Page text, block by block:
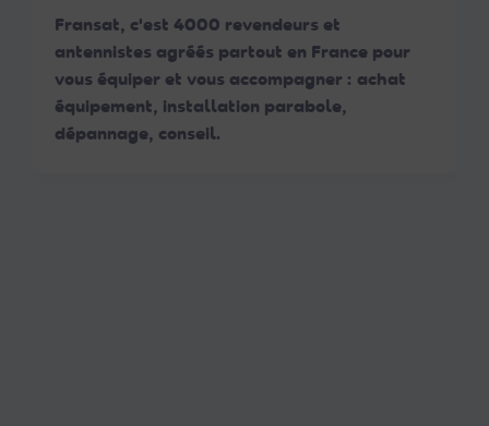
Fransat, c'est 4000 revendeurs et
antennistes agréés partout en France pour
vous équiper et vous accompagner : achat
équipement, installation parabole,
dépannage, conseil.